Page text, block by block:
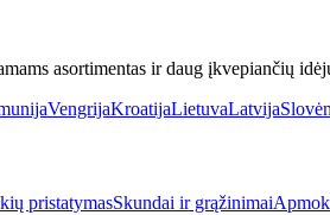
asortimentas ir daug įkvepiančių
VengrijaKroatijaLietuvaLatvija
pristatymasSkundai ir grąžinimai